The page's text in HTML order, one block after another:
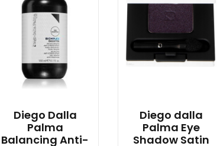
Diego Dalla
Palma
Balancing Anti-
Diego dalla
Palma Eye
Shadow Satin